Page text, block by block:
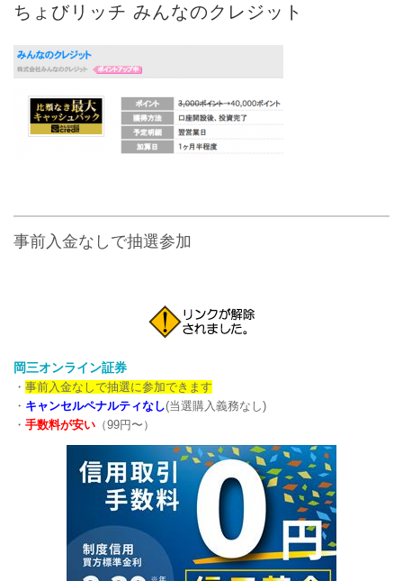
ちょびリッチ みんなのクレジット
事前入金なしで抽選参加
岡三オンライン証券
・ 事前入金なしで抽選に参加できます
・ キャンセルペナルティなし(当選購入義務なし)
・ 手数料が安い （99円〜）